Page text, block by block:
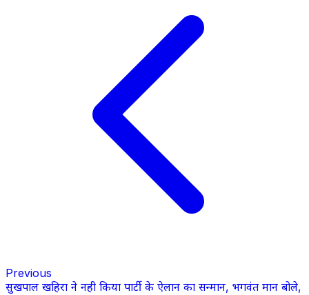
Previous
सुखपाल खहिरा ने नही किया पार्टी के ऐलान का सन्मान, भगवंत मान बोले,